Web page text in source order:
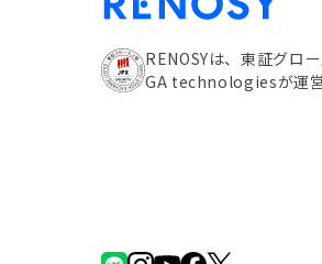
RENOSYは、東証グロ
GA technologiesが運営